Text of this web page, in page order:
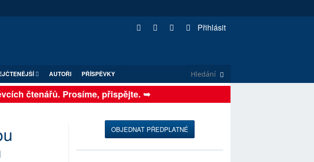
Přihlásit
AUTOŘI PŘÍSPĚVKY
čtenářů. Prosíme, přispějte. ➥
OBJEDNAT PŘEDPLATNÉ